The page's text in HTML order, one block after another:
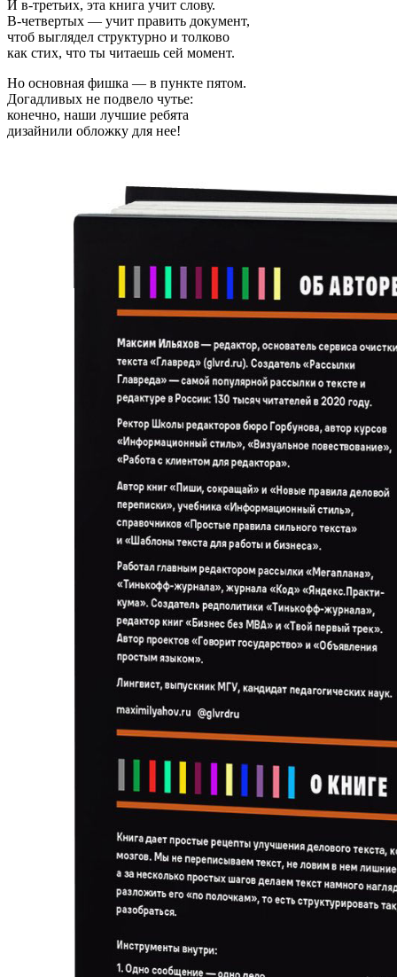
И в-третьих, эта книга учит слову.
В-четвертых — учит править документ,
чтоб выглядел структурно и толково
как стих, что ты читаешь сей момент.
Но основная фишка — в пункте пятом.
Догадливых не подвело чутье:
конечно, наши лучшие ребята
дизайнили обложку для нее!